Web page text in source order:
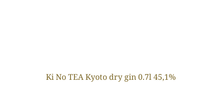
Ki No TEA Kyoto dry gin 0.7l 45,1%